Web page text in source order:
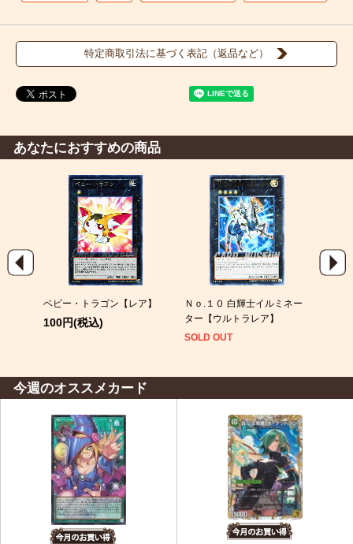
特定商取引法に基づく表記（返品など）
あなたにおすすめの商品
ベビー・トラゴン【レア】
100円(税込)
Ｎｏ.１０ 白輝士イルミネー
ター【ウルトラレア】
SOLD OUT
今週のオススメカード